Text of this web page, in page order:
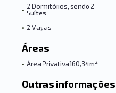
• 2 Dormitórios, sendo 2
Suítes
• 2 Vagas
Áreas
• Área Privativa160,34m²
Outras informações